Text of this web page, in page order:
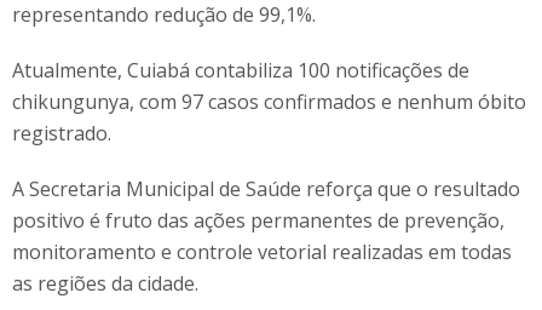
representando redução de 99,1%.
Atualmente, Cuiabá contabiliza 100 notificações de
chikungunya, com 97 casos confirmados e nenhum óbito
registrado.
A Secretaria Municipal de Saúde reforça que o resultado
positivo é fruto das ações permanentes de prevenção,
monitoramento e controle vetorial realizadas em todas
as regiões da cidade.